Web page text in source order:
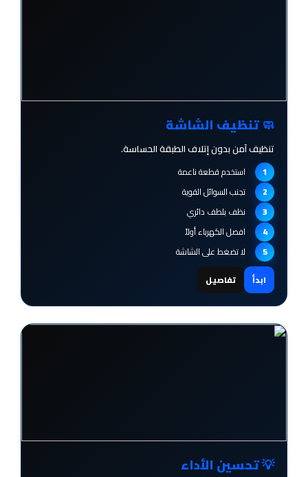
🧼 تنظيف الشاشة
تنظيف آمن بدون إتلاف الطبقة الحساسة.
استخدم قطعة ناعمة
تجنب السوائل القوية
نظف بلطف دائري
افصل الكهرباء أولاً
لا تضغط على الشاشة
ابدأ
تفاصيل
💡 تحسين الأداء